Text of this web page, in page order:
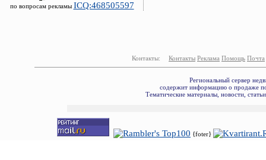
по вопросам рекламы ICQ:468505597
Контакты: Контакты Реклама Помощь Почта
Региональный сервер
содержит информацию о продаже
Тематические материалы, новости,
{foter}